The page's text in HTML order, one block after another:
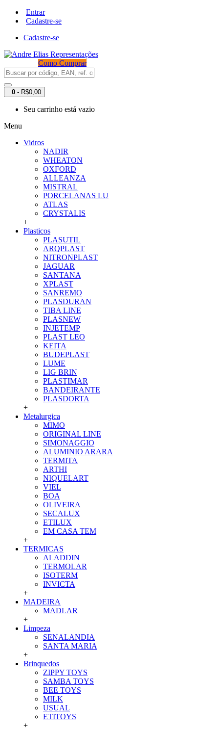
Entrar
Cadastre-se
Cadastre-se
Como Comprar
0 - R$0,00
Seu carrinho está vazio
Menu
Vidros
NADIR
WHEATON
OXFORD
ALLEANZA
MISTRAL
PORCELANAS LU
ATLAS
CRYSTALIS
+
Plasticos
PLASUTIL
ARQPLAST
NITRONPLAST
JAGUAR
SANTANA
XPLAST
SANREMO
PLASDURAN
TIBA LINE
PLASNEW
INJETEMP
PLAST LEO
KEITA
BUDEPLAST
LUME
LIG BRIN
PLASTIMAR
BANDEIRANTE
PLASDORTA
+
Metalurgica
MIMO
ORIGINAL LINE
SIMONAGGIO
ALUMINIO ARARA
TERMITA
ARTHI
NIQUELART
VIEL
BOA
OLIVEIRA
SECALUX
ETILUX
EM CASA TEM
+
TERMICAS
ALADDIN
TERMOLAR
ISOTERM
INVICTA
+
MADEIRA
MADLAR
+
Limpeza
SENALANDIA
SANTA MARIA
+
Brinquedos
ZIPPY TOYS
SAMBA TOYS
BEE TOYS
MILK
USUAL
ETITOYS
+